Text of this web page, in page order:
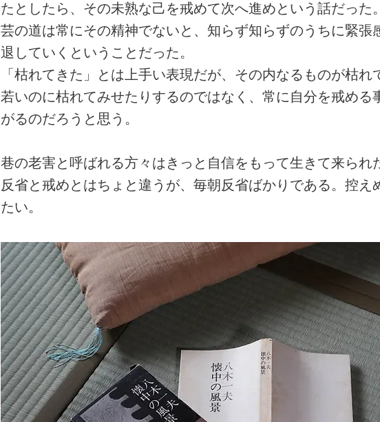
たとしたら、その未熟な己を戒めて次へ進めという話だった。
芸の道は常にその精神でないと、知らず知らずのうちに緊張
退していくということだった。
「枯れてきた」とは上手い表現だが、その内なるものが枯れ
若いのに枯れてみせたりするのではなく、常に自分を戒める
がるのだろうと思う。
巷の老害と呼ばれる方々はきっと自信をもって生きて来られ
反省と戒めとはちょと違うが、毎朝反省ばかりである。控え
たい。